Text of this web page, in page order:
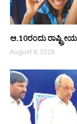
ಆ.10ರಂದು
August 8, 2026